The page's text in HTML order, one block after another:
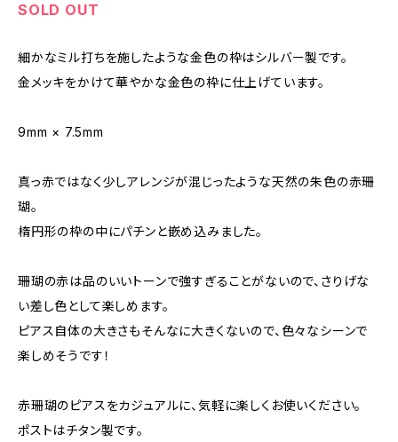
SOLD OUT
細かなミル打ちを施したような金色の枠はシルバー製です。
金メッキをかけて華やかな金色の枠に仕上げています。
9mm × 7.5mm
真っ赤ではなく少しアレンジが混じったような天然の朱色の赤珊
瑚。
楕円形の枠の中にパチンと嵌め込みました。
珊瑚の赤は品のいいトーンで強すぎることがないので、さりげな
い差し色として楽しめます。
ピアス自体の大きさもそんなに大きくないので、色々なシーンで
楽しめそうです！
赤珊瑚のピアスをカジュアルに、気軽に楽しくお使いください。
ポストはチタン製です。